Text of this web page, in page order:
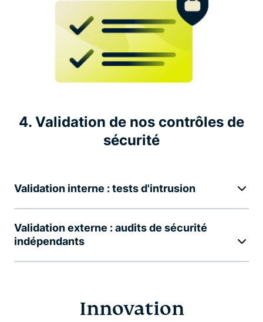
4. Validation de nos contrôles de
sécurité
Validation interne : tests d'intrusion
Validation externe : audits de sécurité
indépendants
Innovation